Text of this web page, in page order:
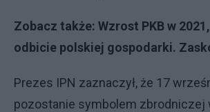
Zobacz także: Wzrost PKB w
odbicie polskiej gospodarki.
Prezes IPN zaznaczył, że 17
pozostanie symbolem zbrodniczej